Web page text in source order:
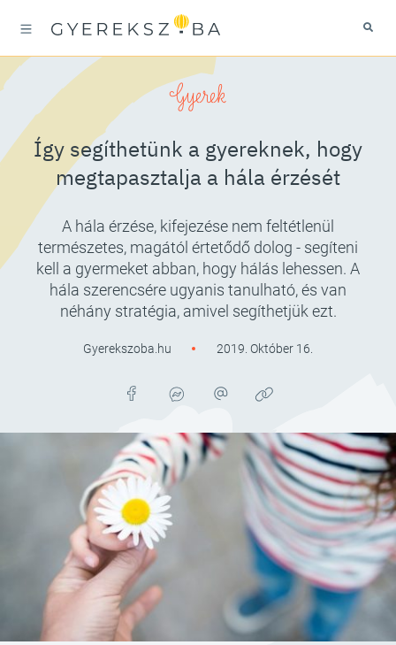
Gyerek
Így segíthetünk a gyereknek, hogy
megtapasztalja a hála érzését
A hála érzése, kifejezése nem feltétlenül
természetes, magától értetődő dolog - segíteni
kell a gyermeket abban, hogy hálás lehessen. A
hála szerencsére ugyanis tanulható, és van
néhány stratégia, amivel segíthetjük ezt.
Gyerekszoba.hu 2019. Október 16.